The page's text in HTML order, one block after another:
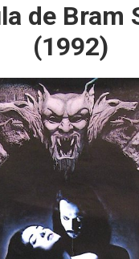
de Bram
(1992)